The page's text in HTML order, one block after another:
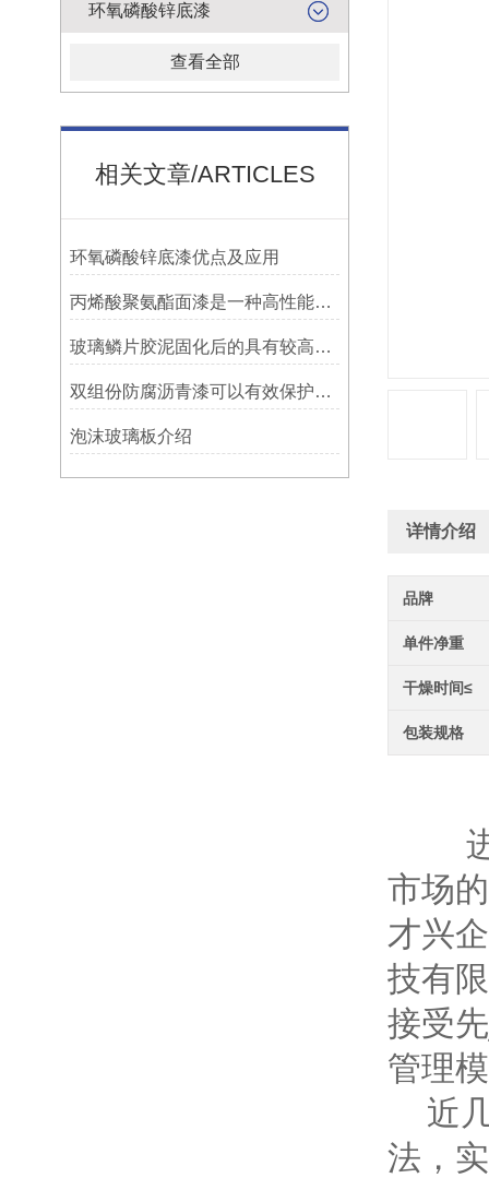
环氧磷酸锌底漆
查看全部
相关文章/ARTICLES
环氧磷酸锌底漆优点及应用
丙烯酸聚氨酯面漆是一种高性能涂料
玻璃鳞片胶泥固化后的具有较高的硬度和耐磨性
双组份防腐沥青漆可以有效保护设施免受腐蚀侵蚀
泡沫玻璃板介绍
详情介绍
品牌
单件净重
干燥时间≤
包装规格
进入
市场
才兴
技有
接受
管理
近几
法，